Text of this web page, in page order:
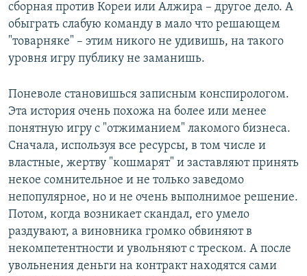
сборная против Кореи или Алжира – другое дело. А
обыграть слабую команду в мало что решающем
"товарняке" – этим никого не удивишь, на такого
уровня игру публику не заманишь.
Поневоле становишься записным конспирологом.
Эта история очень похожа на более или менее
понятную игру с "отжиманием" лакомого бизнеса.
Сначала, используя все ресурсы, в том числе и
властные, жертву "кошмарят" и заставляют принять
некое сомнительное и не только заведомо
непопулярное, но и не очень выполнимое решение.
Потом, когда возникает скандал, его умело
раздувают, а виновника громко обвиняют в
некомпетентности и увольняют с треском. А после
увольнения деньги на контракт находятся сами